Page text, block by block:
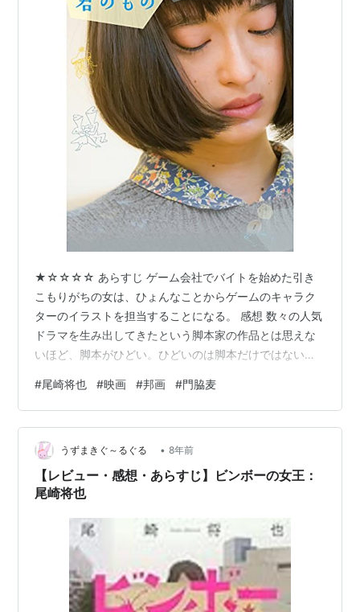
★☆☆☆☆ あらすじ ゲーム会社でバイトを始めた引き
こもりがちの女は、ひょんなことからゲームのキャラク
ターのイラストを担当することになる。 感想 数々の人気
ドラマを生み出してきたという脚本家の作品とは思えな
いほど、脚本がひどい。ひどいのは脚本だけではない
物語。引きこもりがちの主人公を最初から父親が心配
し、サポートしようとするのは分かるのだが、三浦貴大
演じるバイト先の社員やその元彼女も当然のようにサポ
ートしようとする理由が良く分からない。 社員の男は別
に主人公に気があるわけでもなく、仕事を頼んだのに途
中で投げ出され、多大な迷惑をかけられたにもか…
#尾崎将也 #映画 #邦画 #門脇麦
うずまきぐ～るぐる • 8年前
【レビュー・感想・あらすじ】ビンボーの女王：
尾崎将也